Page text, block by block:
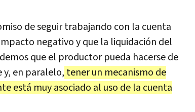
de seguir trabajando con la cuenta
negativo y que la liquidación del
que el productor pueda hacerse de
y, en paralelo, tener un mecanismo de
está muy asociado al uso de la cuenta